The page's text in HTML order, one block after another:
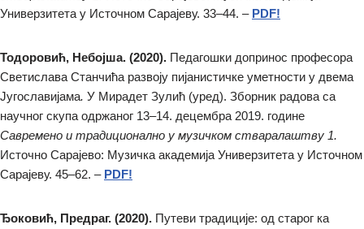
Универзитета у Источном Сарајеву. 33–44. – PDF!
Тодоровић, Небојша. (2020). Педагошки допринос професора
Светислава Станчића развоју пијанистичке уметности у двема
Југославијама. У Мирадет Зулић (уред). Зборник радова са
научног скупа одржаног 13–14. децембра 2019. године
Савремено и традиционално у музичком стваралаштву 1.
Источно Сарајево: Музичка академија Универзитета у Источном
Сарајеву. 45–62. – PDF!
Ђоковић, Предраг. (2020). Путеви традиције: од старог ка